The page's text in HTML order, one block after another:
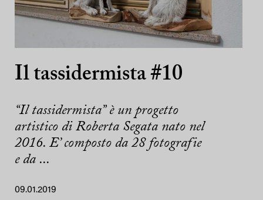
Il tassidermista #10
“Il tassidermista” è un progetto
artistico di Roberta Segata nato nel
2016. E’ composto da 28 fotografie
e da ...
09.01.2019